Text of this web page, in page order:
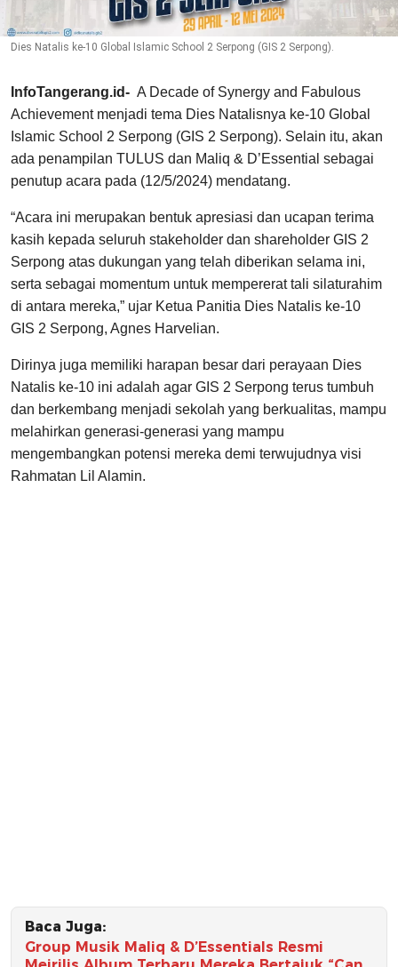
Dies Natalis ke-10 Global Islamic School 2 Serpong (GIS 2 Serpong).
InfoTangerang.id- A Decade of Synergy and Fabulous
Achievement menjadi tema Dies Natalisnya ke-10 Global
Islamic School 2 Serpong (GIS 2 Serpong). Selain itu, akan
ada penampilan TULUS dan Maliq & D’Essential sebagai
penutup acara pada (12/5/2024) mendatang.
“Acara ini merupakan bentuk apresiasi dan ucapan terima
kasih kepada seluruh stakeholder dan shareholder GIS 2
Serpong atas dukungan yang telah diberikan selama ini,
serta sebagai momentum untuk mempererat tali silaturahim
di antara mereka,” ujar Ketua Panitia Dies Natalis ke-10
GIS 2 Serpong, Agnes Harvelian.
Dirinya juga memiliki harapan besar dari perayaan Dies
Natalis ke-10 ini adalah agar GIS 2 Serpong terus tumbuh
dan berkembang menjadi sekolah yang berkualitas, mampu
melahirkan generasi-generasi yang mampu
mengembangkan potensi mereka demi terwujudnya visi
Rahmatan Lil Alamin.
Baca Juga:
Group Musik Maliq & D’Essentials Resmi